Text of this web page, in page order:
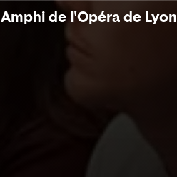
Amphi de l'Opéra de Lyon